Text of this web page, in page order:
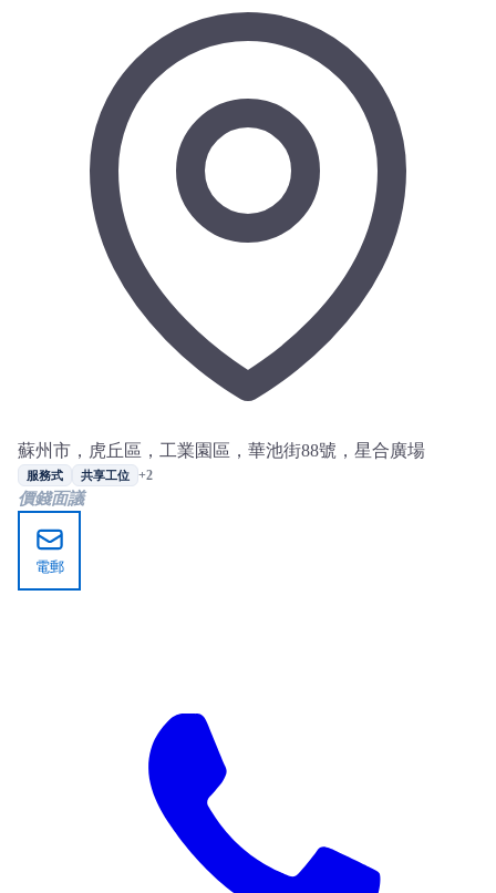
蘇州市，虎丘區，工業園區，華池街88號，星合廣場
服務式 共享工位 +2
價錢面議
電郵